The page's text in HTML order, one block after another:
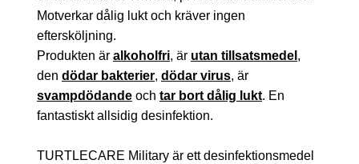
Motverkar dålig lukt och kräver ingen
eftersköljning.
Produkten är alkoholfri, är utan tillsatsmedel ,
den dödar bakterier, dödar virus, är
svampdödande och tar bort dålig lukt. En
fantastiskt allsidig desinfektion.
TURTLECARE Military är ett desinfektionsmedel